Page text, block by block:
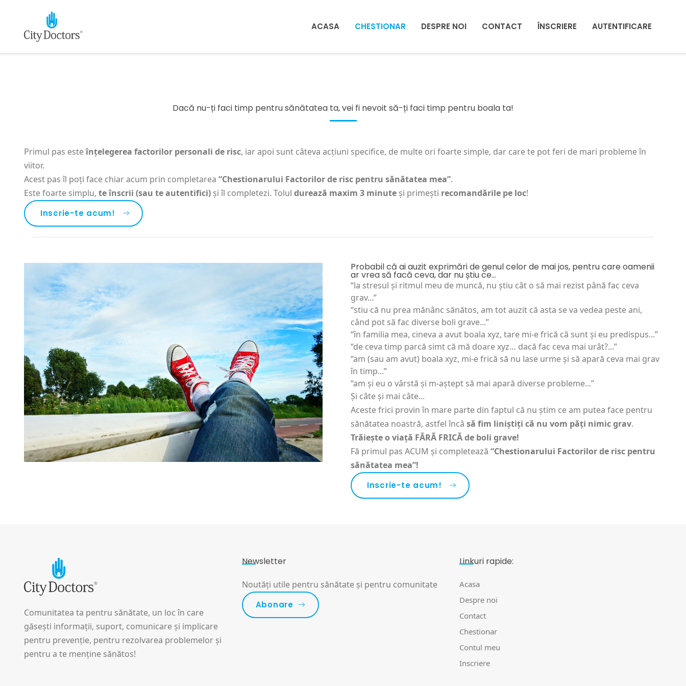
ACASA CHESTIONAR DESPRE NOI CONTACT ÎNSCRIERE AUTENTIFICARE
Dacă nu-ți faci timp pentru sănătatea ta, vei fi nevoit să-ți faci timp pentru boala ta!
Primul pas esteînțelegerea factorilor personali de risc, iar apoi sunt câteva acțiuni specifice, de multe ori foarte simple, dar care te pot feri de mari probleme în
viitor.
Acest pas îl poți face chiar acum prin completarea “Chestionarului Factorilor de risc pentru sănătatea mea”.
Este foarte simplu, te înscrii (sau te autentifici) și îl completezi. Tolul durează maxim 3 minute și primești recomandările pe loc!
Inscrie-te acum!
Probabil că ai auzit exprimări de genul celor de mai jos, pentru care oamenii
ar vrea să facă ceva, dar nu știu ce...
“la stresul și ritmul meu de muncă, nu știu cât o să mai rezist până fac ceva
grav...”
“stiu că nu prea mănânc sănătos, am tot auzit că asta se va vedea peste ani,
când pot să fac diverse boli grave...”
“în familia mea, cineva a avut boala xyz, tare mi-e frică că sunt și eu predispus...”
“de ceva timp parcă simt că mă doare xyz… dacă fac ceva mai urât?...”
“am (sau am avut) boala xyz, mi-e frică să nu lase urme și să apară ceva mai grav
în timp...”
“am și eu o vârstă și m-aștept să mai apară diverse probleme...”
Și câte și mai câte...
Aceste frici provin în mare parte din faptul că nu știm ce am putea face pentru
sănătatea noastră, astfel încâ să fim liniștiți că nu vom păți nimic grav.
Trăiește o viață FĂRĂ FRICĂ de boli grave!
Fă primul pas ACUM și completează “Chestionarului Factorilor de risc pentru
sănătatea mea”!
Inscrie-te acum!
Comunitatea ta pentru sănătate, un loc în care
găsești informații, suport, comunicare și implicare
pentru prevenție, pentru rezolvarea problemelor și
pentru a te menține sănătos!
Newsletter
Noutăți utile pentru sănătate și pentru comunitate
Abonare
Linkuri rapide:
Acasa
Despre noi
Contact
Chestionar
Contul meu
Inscriere